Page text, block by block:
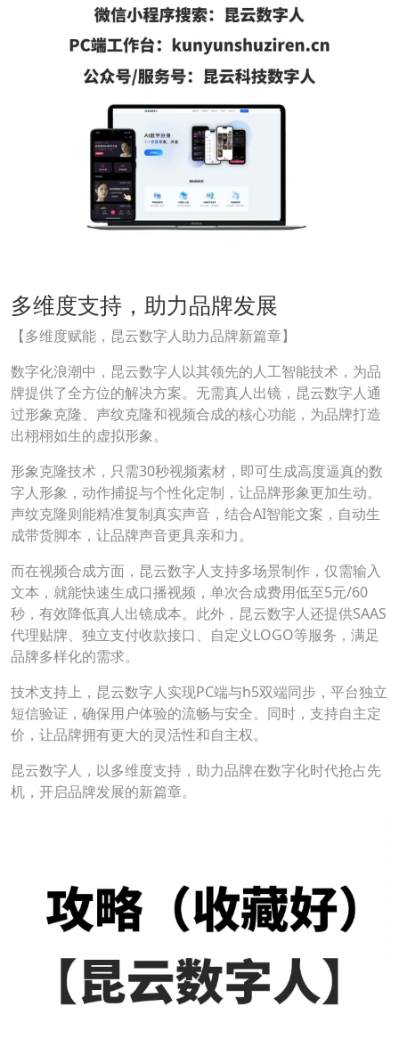
多维度支持，助力品牌发展
【多维度赋能，昆云数字人助力品牌新篇章】
数字化浪潮中，昆云数字人以其领先的人工智能技术，为品
牌提供了全方位的解决方案。无需真人出镜，昆云数字人通
过形象克隆、声纹克隆和视频合成的核心功能，为品牌打造
出栩栩如生的虚拟形象。
形象克隆技术，只需30秒视频素材，即可生成高度逼真的数
字人形象，动作捕捉与个性化定制，让品牌形象更加生动。
声纹克隆则能精准复制真实声音，结合AI智能文案，自动生
成带货脚本，让品牌声音更具亲和力。
而在视频合成方面，昆云数字人支持多场景制作，仅需输入
文本，就能快速生成口播视频，单次合成费用低至5元/60
秒，有效降低真人出镜成本。此外，昆云数字人还提供SAAS
代理贴牌、独立支付收款接口、自定义LOGO等服务，满足
品牌多样化的需求。
技术支持上，昆云数字人实现PC端与h5双端同步，平台独立
短信验证，确保用户体验的流畅与安全。同时，支持自主定
价，让品牌拥有更大的灵活性和自主权。
昆云数字人，以多维度支持，助力品牌在数字化时代抢占先
机，开启品牌发展的新篇章。